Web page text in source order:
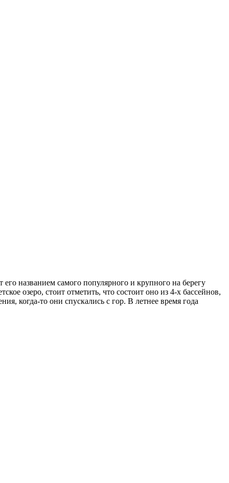
названием самого популярного и крупного на берегу
озеро, стоит отметить, что состоит оно из 4-х бассейнов,
когда-то они спускались с гор. В летнее время года